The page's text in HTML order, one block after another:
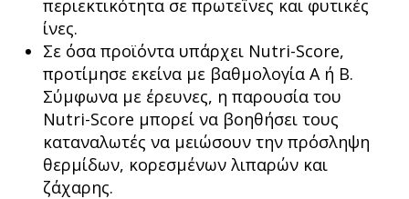
περιεκτικότητα σε πρωτεΐνες και φυτικές
ίνες.
Σε όσα προϊόντα υπάρχει Nutri-Score,
προτίμησε εκείνα με βαθμολογία Α ή Β.
Σύμφωνα με έρευνες, η παρουσία του
Nutri-Score μπορεί να βοηθήσει τους
καταναλωτές να μειώσουν την πρόσληψη
θερμίδων, κορεσμένων λιπαρών και
ζάχαρης.